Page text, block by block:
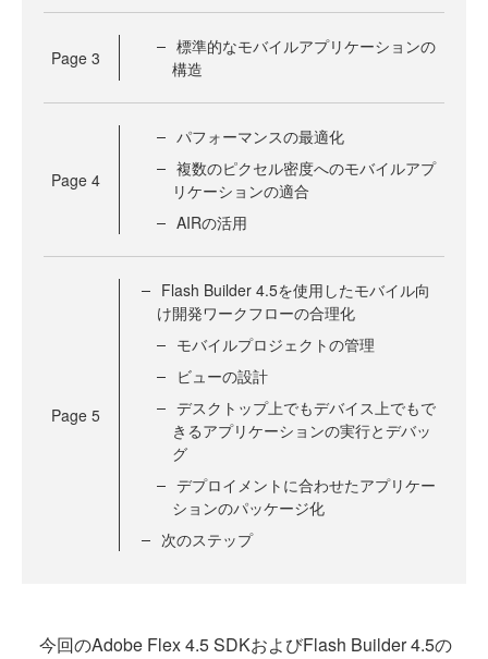
Page 3
標準的なモバイルアプリケーションの
構造
Page 4
パフォーマンスの最適化
複数のピクセル密度へのモバイルアプ
リケーションの適合
AIRの活用
Page 5
Flash Builder 4.5を使用したモバイル向
け開発ワークフローの合理化
モバイルプロジェクトの管理
ビューの設計
デスクトップ上でもデバイス上でもで
きるアプリケーションの実行とデバッ
グ
デプロイメントに合わせたアプリケー
ションのパッケージ化
次のステップ
今回のAdobe Flex 4.5 SDKおよびFlash Builder 4.5の